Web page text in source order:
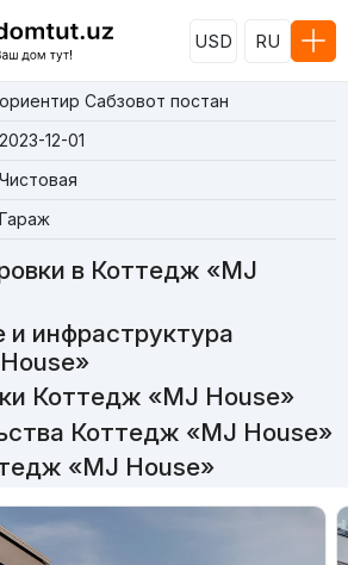
USD RU
ориентир Сабзовот постан
2023-12-01
Чистовая
Гараж
в Коттедж «MJ
и инфраструктура
Коттедж «MJ House»
Коттедж «MJ House»
«MJ House»